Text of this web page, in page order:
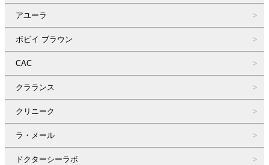
アユーラ
ボビイ ブラウン
CAC
クラランス
クリニーク
ラ・メール
ドクターシーラボ